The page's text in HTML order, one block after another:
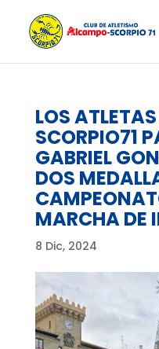
LOS
SCORPIO71
GABRIEL
DOS
MARCHA DE
8 Dic, 2024